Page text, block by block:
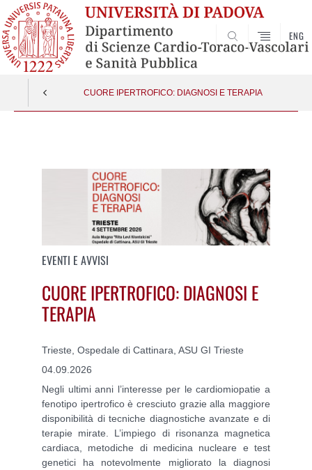
SEARCH
ENG
CUORE IPERTROFICO: DIAGNOSI E TERAPIA
EVENTI E AVVISI
CUORE IPERTROFICO: DIAGNOSI E
TERAPIA
Trieste, Ospedale di Cattinara, ASU GI Trieste
04.09.2026
Negli ultimi anni l’interesse per le cardiomiopatie a
fenotipo ipertrofico è cresciuto grazie alla maggiore
disponibilità di tecniche diagnostiche avanzate e di
terapie mirate. L’impiego di risonanza magnetica
cardiaca, metodiche di medicina nucleare e test
genetici ha notevolmente migliorato la diagnosi